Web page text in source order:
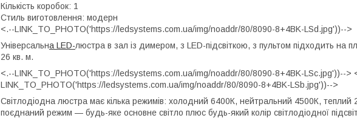
Кількість коробок: 1
Стиль виготовлення: модерн
<.--LINK_TO_PHOTO('https://ledsystems.com.ua/img/noaddr/80/8090-8+4BK-LSd.jpg'))-->
Універсальна LED-люстра в зал із димером, з LED-підсвіткою, з пультом підходить на
26 кв. м.
<.--LINK_TO_PHOTO('https://ledsystems.com.ua/img/noaddr/80/8090-8+4BK-LSc.jpg'))-->
LINK_TO_PHOTO('https://ledsystems.com.ua/img/noaddr/80/8090-8+4BK-LSb.jpg'))-->
Світлодіодна люстра має кілька режимів: холодний 6400К, нейтральний 4500К, теплий
поєднаний режим — будь-яке основне світло плюс будь-який колір світлодіодної